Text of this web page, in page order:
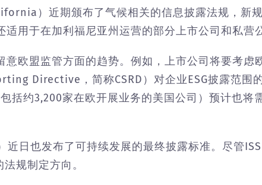
）近期颁布了气候相关的信息披露法规，新
用于在加利福尼亚州运营的部分上市公司和私营
意欧盟监管方面的趋势。例如，上市公司将要考虑
Directive，简称CSRD）对企业ESG披露范围
括约3,200家在欧开展业务的美国公司）预计也将
近日也发布了可持续发展的最终披露标准。尽管
规制定方向。